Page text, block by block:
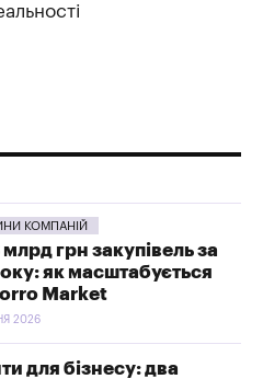
КОМПАНІЙ
грн закупівель за
як масштабується
Market
2026
для бізнесу: два